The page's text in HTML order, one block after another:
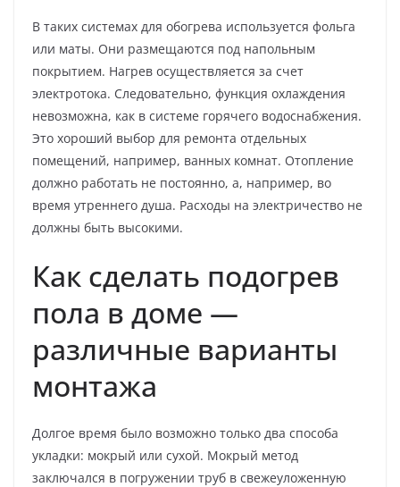
В таких системах для обогрева используется фольга
или маты. Они размещаются под напольным
покрытием. Нагрев осуществляется за счет
электротока. Следовательно, функция охлаждения
невозможна, как в системе горячего водоснабжения.
Это хороший выбор для ремонта отдельных
помещений, например, ванных комнат. Отопление
должно работать не постоянно, а, например, во
время утреннего душа. Расходы на электричество не
должны быть высокими.
Как сделать подогрев
пола в доме —
различные варианты
монтажа
Долгое время было возможно только два способа
укладки: мокрый или сухой. Мокрый метод
заключался в погружении труб в свежеуложенную